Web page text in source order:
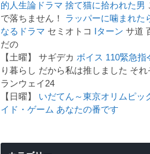
的人生論ドラマ 捨て猫に拾われた男
で落ちません！ ラッパーに噛まれた
なるドラマ セミオトコ Iターン サ道
だの
【土曜】 サギデカ ボイス 110緊急指
り暮らし だから私は推しました そ
ランウェイ24
【日曜】 いだてん～東京オリムピッ
イド・ゲーム あなたの番です